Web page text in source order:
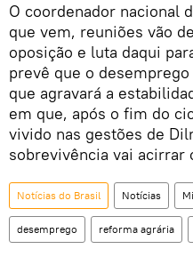
O coordenador nacional
que vem, reuniões vão
oposição e luta daqui
prevê que o
que agravará a
em que, após o fim do
vivido nas gestões de
sobrevivência vai acirrar
Notícias do Brasil Notícias
desemprego reforma agrária